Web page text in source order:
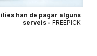
han de pagar alguns
serveis - FREEPICK